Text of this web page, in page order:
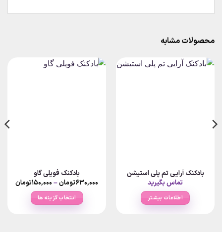
محصولات مشابه
بادکنک آرایی تم پلی استیشن
تماس بگیرید
اطلاعات بیشتر
بادکنک فویلی گاو
۶۳۰,۰۰۰تومان–۱۵۰,۰۰۰تومان
انتخاب گزینه ها